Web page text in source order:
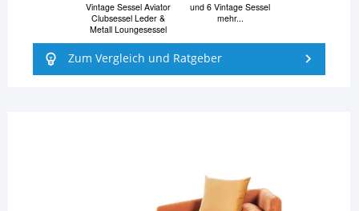
Vintage Sessel Aviator
Clubsessel Leder &
Metall Loungesessel
und 6 Vintage Sessel
mehr...
Zum Vergleich und Ratgeber